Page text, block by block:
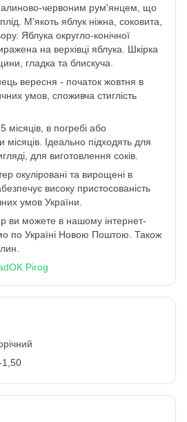
червоним рум'янцем, що
М'якоть яблук ніжна, соковита,
Яблука округло-конічної
на верхівці яблука. Шкірка
гладка та блискуча.
вересня - початок жовтня в
умов, споживча стиглість
місяців, в погребі або
Ідеально підходять для
для виготовлення соків.
окуліровані та вирощені в
високу пристосованість
умов України.
ви можете в нашому інтернет-
по Україні Новою Поштою. Також
Pirog
1,50